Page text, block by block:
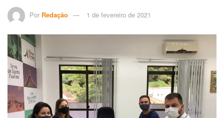
Por Redação 1 de fevereiro de 2021